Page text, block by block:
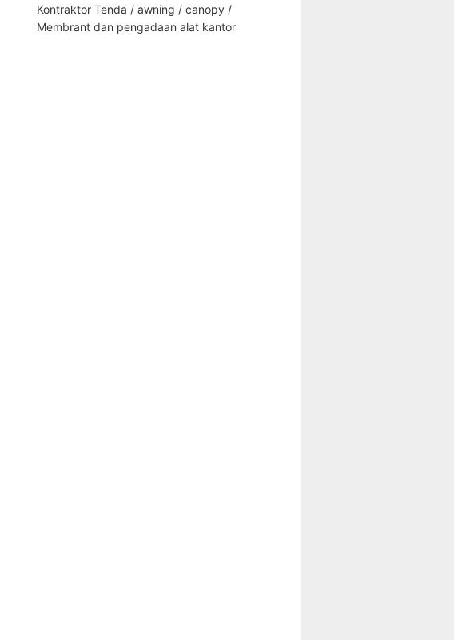
Kontraktor Tenda / awning / canopy /
Membrant dan pengadaan alat kantor